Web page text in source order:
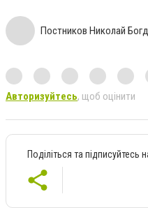
Постников Николай
Авторизуйтесь, щоб оцінити
Поділіться та підписуйтесь